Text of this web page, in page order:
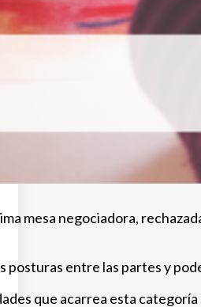
mesa negociadora,
entre las partes y
que acarrea esta